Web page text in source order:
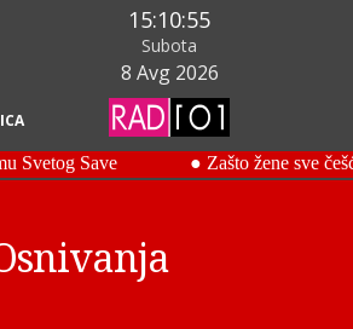
15:10:56
Subota
8 Avg 2026